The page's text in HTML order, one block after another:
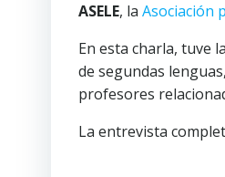
ASELE, la Asociación
En esta charla, tuve
de segundas
profesores
La entrevista